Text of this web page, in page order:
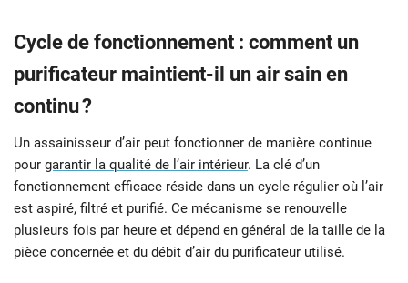
Cycle de fonctionnement : comment un
purificateur maintient-il un air sain en
continu ?
Un assainisseur d’air peut fonctionner de manière continue
pour garantir la qualité de l’air intérieur. La clé d’un
fonctionnement efficace réside dans un cycle régulier où l’air
est aspiré, filtré et purifié. Ce mécanisme se renouvelle
plusieurs fois par heure et dépend en général de la taille de la
pièce concernée et du débit d’air du purificateur utilisé.